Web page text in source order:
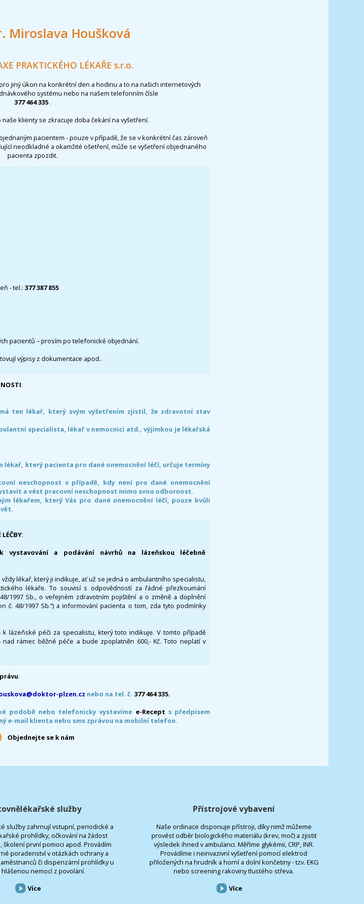
Miroslava Houšková
PRAKTICKÉHO LÉKAŘE s.r.o.
jiný úkon na konkrétní den a hodinu a to na našich internetových
systému nebo na našem telefonním čísle
377 464 335 .
klienty se zkracuje doba čekání na vyšetření.
pacientem - pouze v případě, že se v konkrétní čas zároveň
neodkladné a okamžité ošetření, může se vyšetření objednaného
pacienta zpozdit.
- tel.: 377 387 855
pacientů – prosím po telefonické objednání.
výpisy z dokumentace apod..
:
ten lékař, který svým vyšetřením zjistil, že zdravotní stav
specialista, lékař v nemocnici atd., výjimkou je lékařská
lékař, který pacienta pro dané onemocnění léčí, určuje termíny
neschopnost v případě, kdy není pro dané onemocnění
a vést pracovní neschopnost mimo svou odbornost.
lékařem, který Vás pro dané onemocnění léčí, pouze kvůli
:
vystavování a podávání návrhů na lázeňskou léčebně
lékař, který ji indikuje, ať už se jedná o ambulantního specialistu,
lékaře. To souvisí s odpovědností za řádné přezkoumání
1997 Sb., o veřejném zdravotním pojištění a o změně a doplnění
č. 48/1997 Sb.“) a informování pacienta o tom, zda tyto podmínky
lázeňské péči za specialistu, který toto indikuje. V tomto případě
rámec běžné péče a bude zpoplatněn 600,- Kč. Toto neplatí v
:
plzen.cz nebo na tel. č. 377 464 335.
podobě nebo telefonicky vystavíme e-Recept s předpisem
e-mail klienta nebo sms zprávou na mobilní telefon.
Objednejte se k nám
služby
služby zahrnují vstupní, periodické a
prohlídky, očkování na žádost
školení první pomoci apod. Provádím
poradenství v otázkách ochrany a
či dispenzární prohlídky u
nemocí z povolání.
Více
Přístrojové vybavení
Naše ordinace disponuje přístroji, díky nimž můžeme
provést odběr biologického materiálu (krev, moč) a zjistit
výsledek ihned v ambulanci. Měříme glykémii, CRP, INR.
Provádíme i neinvazivní vyšetření pomocí elektrod
přiložených na hrudník a horní a dolní končetiny - tzv. EKG
nebo screening rakoviny tlustého střeva.
Více